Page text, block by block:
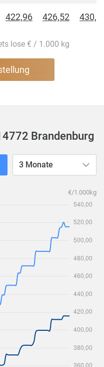
422,96 426,52
lose € / 1.000 kg
Brandenburg
3 Monate
€/1.000kg